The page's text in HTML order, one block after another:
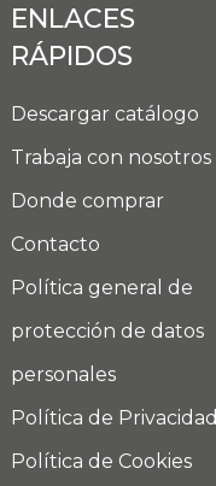
ENLACES
RÁPIDOS
Descargar catálogo
Trabaja con nosotros
Donde comprar
Contacto
Política general de
protección de datos
personales
Política de Privacidad
Política de Cookies